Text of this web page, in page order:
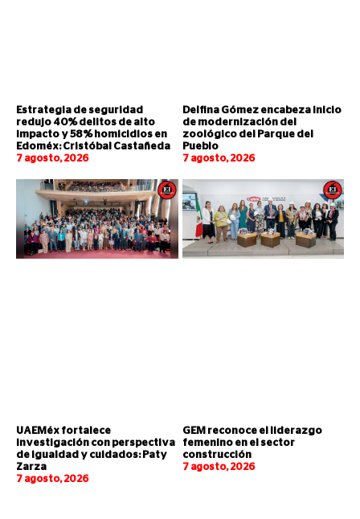
Estrategia de seguridad
redujo 40% delitos de alto
impacto y 58% homicidios en
Edoméx: Cristóbal Castañeda
7 agosto, 2026
Delfina Gómez encabeza inicio
de modernización del
zoológico del Parque del
Pueblo
7 agosto, 2026
UAEMéx fortalece
investigación con perspectiva
de igualdad y cuidados: Paty
Zarza
7 agosto, 2026
GEM reconoce el liderazgo
femenino en el sector
construcción
7 agosto, 2026